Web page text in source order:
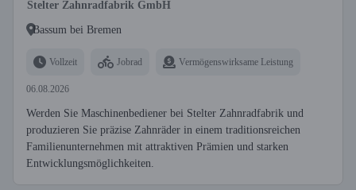
Fertigung | Quereinsteiger willkommen
Stelter Zahnradfabrik GmbH
Bassum bei Bremen
Vollzeit Jobrad Vermögenswirksame Leistung
06.08.2026
Werden Sie Maschinenbediener bei Stelter Zahnradfabrik und
produzieren Sie präzise Zahnräder in einem traditionsreichen
Familienunternehmen mit attraktiven Prämien und starken
Entwicklungsmöglichkeiten.